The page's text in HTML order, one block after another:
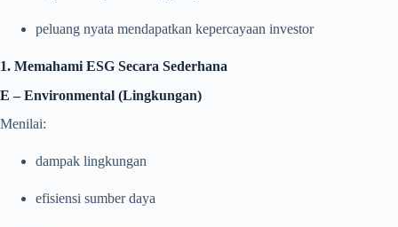
peluang nyata mendapatkan kepercayaan investor
1. Memahami ESG Secara Sederhana
E – Environmental (Lingkungan)
Menilai:
dampak lingkungan
efisiensi sumber daya